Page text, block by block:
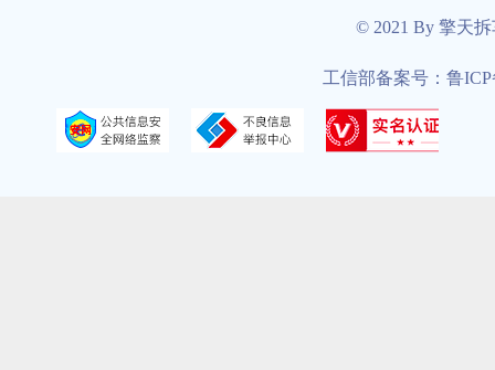
© 2021 By 擎天
工信部备案号：鲁